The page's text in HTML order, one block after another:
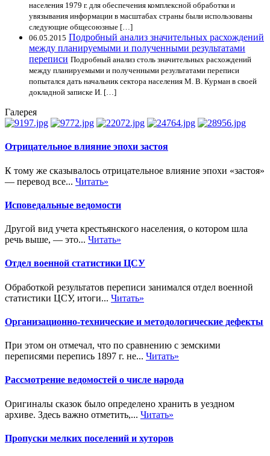
населения 1979 г. для обеспечения комплексной обработки и
увязывания информации в масштабах страны были использованы
следующие общесоюзные […]
06.05.2015 Подробный анализ значительных расхождений
между планируемыми и полученными результатами
переписи Подробный анализ столь значительных расхождений
между планируемыми и полученными результатами переписи
попытался дать начальник сектора населения М. В. Курман в своей
докладной записке И. […]
Галерея
Отрицательное влияние эпохи застоя
К тому же сказывалось отрицательное влияние эпохи «застоя»
— перевод все... Читать»
Исповедальные ведомости
Другой вид учета крестьянского населения, о котором шла
речь выше, — это... Читать»
Отдел военной статистики ЦСУ
Обработкой результатов переписи занимался отдел военной
статистики ЦСУ, итоги... Читать»
Организационно-технические и методологические дефекты
При этом он отмечал, что по сравнению с земскими
переписями перепись 1897 г. не... Читать»
Рассмотрение ведомостей о числе народа
Оригиналы сказок было определено хранить в уездном
архиве. Здесь важно отметить,... Читать»
Пропуски мелких поселений и хуторов